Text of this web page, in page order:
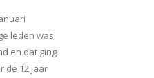
leden was
en dat ging
de 12 jaar